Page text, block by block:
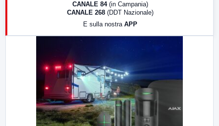
CANALE 84 (in Campania)
CANALE 268 (DDT Nazionale)
E sulla nostra APP